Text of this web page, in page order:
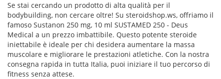
Se stai cercando un prodotto di alta qualità per il
bodybuilding, non cercare oltre! Su steroidshop.ws, offriamo il
famoso Sustanon 250 mg, 10 ml SUSTAMED 250 - Deus
Medical a un prezzo imbattibile. Questo potente steroide
iniettabile è ideale per chi desidera aumentare la massa
muscolare e migliorare le prestazioni atletiche. Con la nostra
consegna rapida in tutta Italia, puoi iniziare il tuo percorso di
fitness senza attese.